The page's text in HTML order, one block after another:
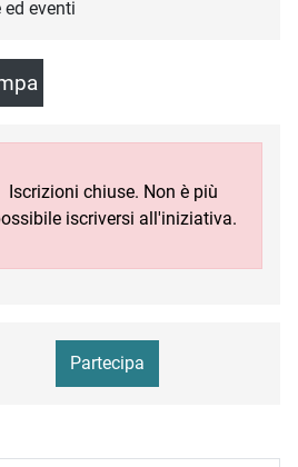
ed eventi
Iscrizioni chiuse. Non è più
iscriversi all'iniziativa.
Partecipa